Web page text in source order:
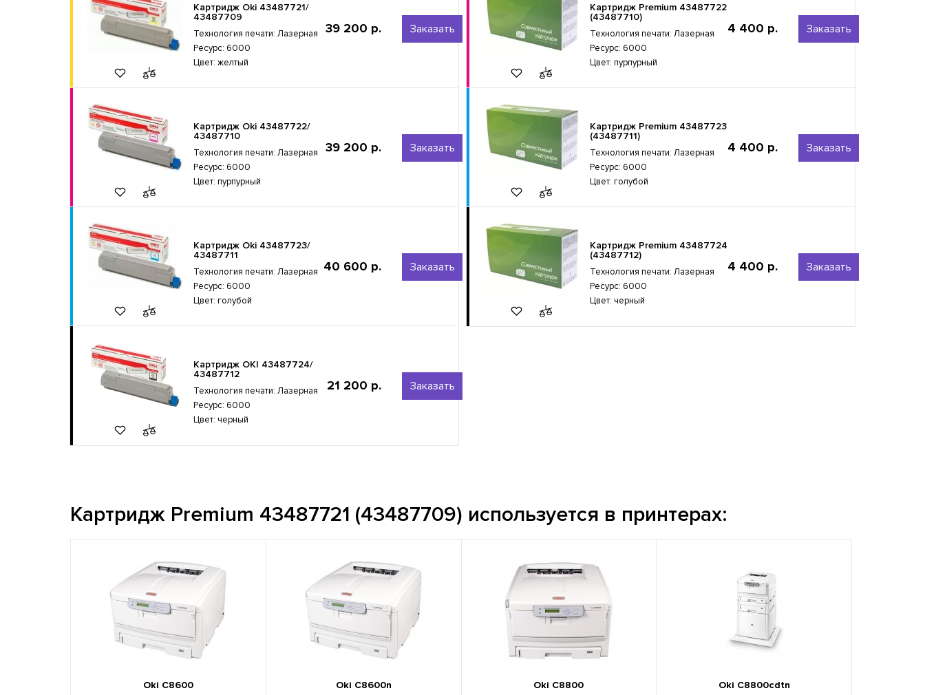
Картридж Oki 43487721/
43487709
Технология печати: Лазерная
Ресурс: 6000
Цвет: желтый
39 200 р. Заказать
Картридж Oki 43487722/
43487710
Технология печати: Лазерная
Ресурс: 6000
Цвет: пурпурный
39 200 р. Заказать
Картридж Oki 43487723/
43487711
Технология печати: Лазерная
Ресурс: 6000
Цвет: голубой
40 600 р. Заказать
Картридж OKI 43487724/
43487712
Технология печати: Лазерная
Ресурс: 6000
Цвет: черный
21 200 р. Заказать
Картридж Premium 43487722
(43487710)
Технология печати: Лазерная
Ресурс: 6000
Цвет: пурпурный
4 400 р. Заказать
Картридж Premium 43487723
(43487711)
Технология печати: Лазерная
Ресурс: 6000
Цвет: голубой
4 400 р. Заказать
Картридж Premium 43487724
(43487712)
Технология печати: Лазерная
Ресурс: 6000
Цвет: черный
4 400 р. Заказать
Картридж Premium 43487721 (43487709) используется в принтерах:
Oki C8600 Oki C8600n Oki C8800 Oki C8800cdtn